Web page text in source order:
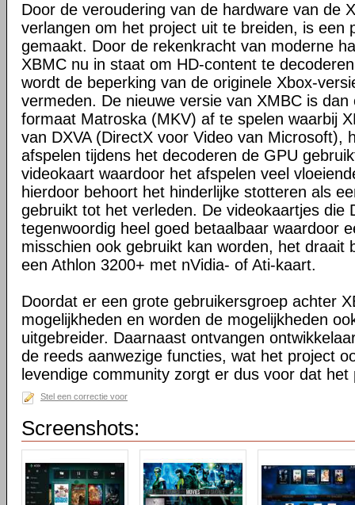
Door de veroudering van de hardware van de
verlangen om het project uit te breiden, is een
gemaakt. Door de rekenkracht van moderne
XBMC nu in staat om HD-content te
wordt de beperking van de originele Xbox-
vermeden. De nieuwe versie van XMBC is
formaat Matroska (MKV) af te spelen waarbij
van DXVA (DirectX voor Video van Microsoft),
afspelen tijdens het decoderen de GPU
videokaart waardoor het afspelen veel
hierdoor behoort het hinderlijke stotteren als
gebruikt tot het verleden. De videokaartjes die
tegenwoordig heel goed betaalbaar waardoor
misschien ook gebruikt kan worden, het draait
een Athlon 3200+ met nVidia- of Ati-kaart.
Doordat er een grote gebruikersgroep achter
mogelijkheden en worden de mogelijkheden
uitgebreider. Daarnaast ontvangen
de reeds aanwezige functies, wat het project
levendige community zorgt er dus voor dat
Stel een correctie voor
Screenshots: